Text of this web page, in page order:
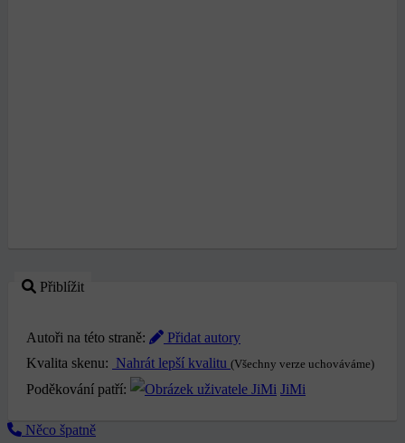
Přiblížit
Autoři na této straně:
Přidat autory
Kvalita skenu: Nahrát lepší kvalitu (Všechny verze uchováváme)
Poděkování patří: JiMi
Něco špatně